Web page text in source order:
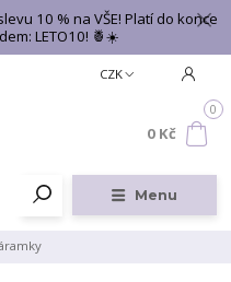
10 % na VŠE! Platí do konce
LETO10! 🍍☀️
Menu
CZK
0
0 Kč